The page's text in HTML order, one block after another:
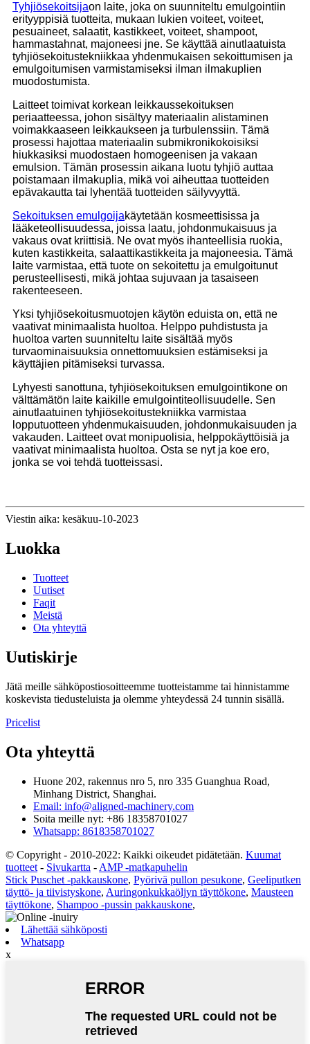
Tyhjiösekoitsijaon laite, joka on suunniteltu emulgointiin
erityyppisiä tuotteita, mukaan lukien voiteet, voiteet,
pesuaineet, salaatit, kastikkeet, voiteet, shampoot,
hammastahnat, majoneesi jne. Se käyttää ainutlaatuista
tyhjiösekoitustekniikkaa yhdenmukaisen sekoittumisen ja
emulgoitumisen varmistamiseksi ilman ilmakuplien
muodostumista.
Laitteet toimivat korkean leikkaussekoituksen
periaatteessa, johon sisältyy materiaalin alistaminen
voimakkaaseen leikkaukseen ja turbulenssiin. Tämä
prosessi hajottaa materiaalin submikronikokoisiksi
hiukkasiksi muodostaen homogeenisen ja vakaan
emulsion. Tämän prosessin aikana luotu tyhjiö auttaa
poistamaan ilmakuplia, mikä voi aiheuttaa tuotteiden
epävakautta tai lyhentää tuotteiden säilyvyyttä.
Sekoituksen emulgoijakäytetään kosmeettisissa ja
lääketeollisuudessa, joissa laatu, johdonmukaisuus ja
vakaus ovat kriittisiä. Ne ovat myös ihanteellisia ruokia,
kuten kastikkeita, salaattikastikkeita ja majoneesia. Tämä
laite varmistaa, että tuote on sekoitettu ja emulgoitunut
perusteellisesti, mikä johtaa sujuvaan ja tasaiseen
rakenteeseen.
Yksi tyhjiösekoitusmuotojen käytön eduista on, että ne
vaativat minimaalista huoltoa. Helppo puhdistusta ja
huoltoa varten suunniteltu laite sisältää myös
turvaominaisuuksia onnettomuuksien estämiseksi ja
käyttäjien pitämiseksi turvassa.
Lyhyesti sanottuna, tyhjiösekoituksen emulgointikone on
välttämätön laite kaikille emulgointiteollisuudelle. Sen
ainutlaatuinen tyhjiösekoitustekniikka varmistaa
lopputuotteen yhdenmukaisuuden, johdonmukaisuuden ja
vakauden. Laitteet ovat monipuolisia, helppokäyttöisiä ja
vaativat minimaalista huoltoa. Osta se nyt ja koe ero,
jonka se voi tehdä tuotteissasi.
Viestin aika: kesäkuu-10-2023
Luokka
Tuotteet
Uutiset
Faqit
Meistä
Ota yhteyttä
Uutiskirje
Jätä meille sähköpostiosoitteemme tuotteistamme tai hinnistamme
koskevista tiedusteluista ja olemme yhteydessä 24 tunnin sisällä.
Pricelist
Ota yhteyttä
Huone 202, rakennus nro 5, nro 335 Guanghua Road,
Minhang District, Shanghai.
Email: info@aligned-machinery.com
Soita meille nyt: +86 18358701027
Whatsapp: 8618358701027
© Copyright - 2010-2022: Kaikki oikeudet pidätetään. Kuumat
tuotteet - Sivukartta - AMP -matkapuhelin
Stick Puschet -pakkauskone, Pyörivä pullon pesukone, Geeliputken
täyttö- ja tiivistyskone, Auringonkukkaöljyn täyttökone, Mausteen
täyttökone, Shampoo -pussin pakkauskone,
Lähettää sähköposti
Whatsapp
x